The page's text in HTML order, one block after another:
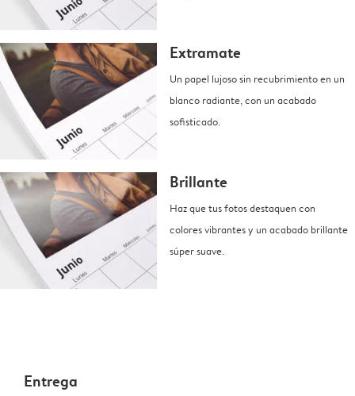
Extramate
Un papel lujoso sin recubrimiento en un
blanco radiante, con un acabado
sofisticado.
Brillante
Haz que tus fotos destaquen con
colores vibrantes y un acabado brillante
súper suave.
Entrega